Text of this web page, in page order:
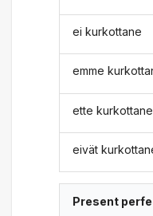
ei kurkottane
emme
ette kurkottane
eivät
Present